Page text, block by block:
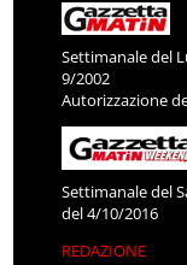
Settimanale del
9/2002
Autorizzazione
Settimanale del
del 4/10/2016
REDAZIONE